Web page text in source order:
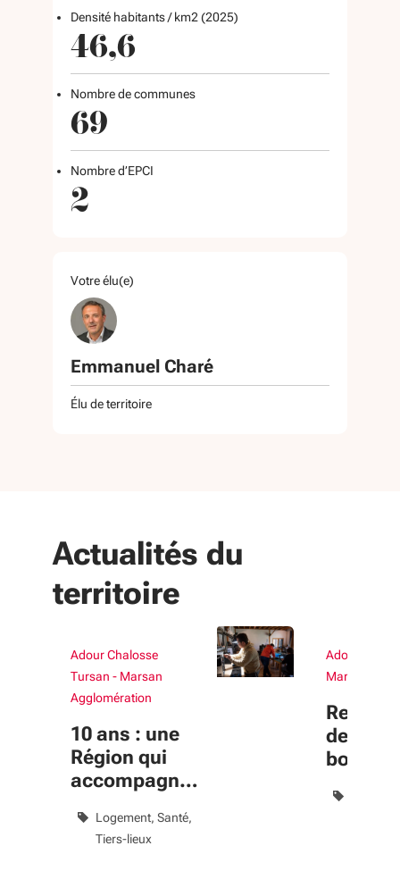
Densité habitants / km2 (2025)
46,6
Nombre de communes
69
Nombre d’EPCI
2
Votre élu(e)
Emmanuel Charé
Élu de territoire
Actualités du
territoire
Adour Chalosse
Tursan - Marsan
Agglomération
10 ans : une
Région qui
accompagne
Logement Santé
Tiers-lieux
Adour
Marsan
des
bourgs